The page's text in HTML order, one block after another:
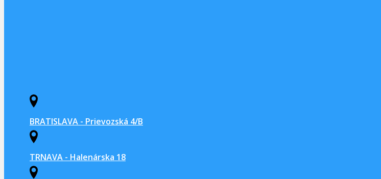
BRATISLAVA - Prievozská 4/B
TRNAVA - Halenárska 18